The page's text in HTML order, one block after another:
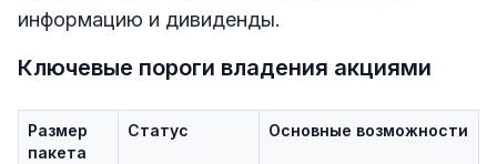
информацию и дивиденды.
Ключевые пороги владения акциями
Размер
пакета
Статус Основные возможности